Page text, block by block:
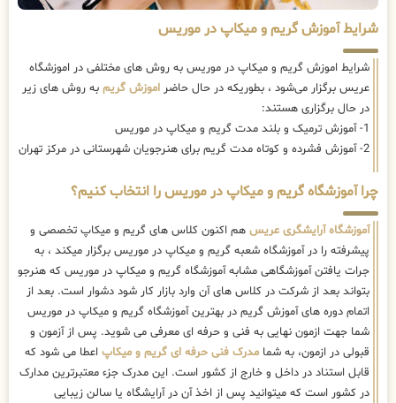
شرایط آموزش گریم و میکاپ در موریس
شرایط اموزش گریم و میکاپ در موریس به روش های مختلفی در اموزشگاه
عریس برگزار می‌شود ، بطوریکه در حال حاضر اموزش گریم به روش های زیر
در حال برگزاری هستند:
1- آموزش ترمیک و بلند مدت گریم و میکاپ در موریس
2- آموزش فشرده و کوتاه مدت گریم برای هنرجویان شهرستانی در مرکز تهران
چرا آموزشگاه گریم و میکاپ در موریس را انتخاب کنیم؟
آموزشگاه آرایشگری عریس هم اکنون کلاس های گریم و میکاپ تخصصی و
پیشرفته را در آموزشگاه شعبه گریم و میکاپ در موریس برگزار میکند ، به
جرات یافتن آموزشگاهی مشابه آموزشگاه گریم و میکاپ در موریس که هنرجو
بتواند بعد از شرکت در کلاس های آن وارد بازار کار شود دشوار است. بعد از
اتمام دوره های آموزش گریم در بهترین آموزشگاه گریم و میکاپ در موریس
شما جهت ازمون نهایی به فنی و حرفه ای معرفی می شوید. پس از آزمون و
قبولی در ازمون، به شما مدرک فنی حرفه ای گریم و میکاپ اعطا می شود که
قابل استناد در داخل و خارج از کشور است. این مدرک جزء معتبرترین مدارک
در کشور است که میتوانید پس از اخذ آن در آرایشگاه یا سالن زیبایی